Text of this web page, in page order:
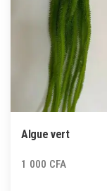
Algue vert
1 000 CFA